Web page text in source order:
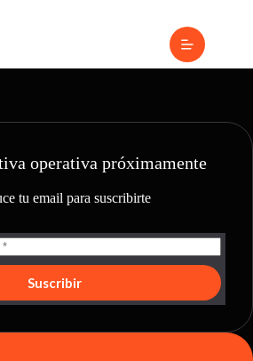
operativa próximamente
tu email para suscribirte
Suscribir